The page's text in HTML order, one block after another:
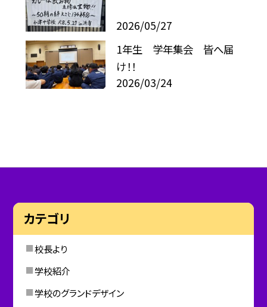
2026/05/27
1年生 学年集会 皆へ届
け！！
2026/03/24
カテゴリ
校長より
学校紹介
学校のグランドデザイン